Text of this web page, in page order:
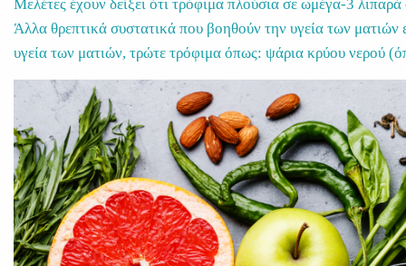
Μελέτες έχουν δείξει ότι τρόφιμα πλούσια σε ωμέγα-3
Άλλα θρεπτικά συστατικά που βοηθούν την υγεία των ματιών
υγεία των ματιών, τρώτε τρόφιμα όπως: ψάρια κρύου νερού